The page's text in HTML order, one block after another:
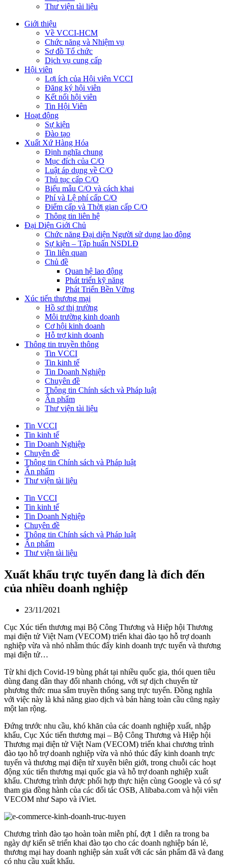
Thư viện tài liệu
Giới thiệu
Về VCCI-HCM
Chức năng và Nhiệm vụ
Sơ đồ Tổ chức
Dịch vụ cung cấp
Hội viên
Lợi ích của Hội viên VCCI
Đăng ký hội viên
Kết nối hội viên
Tin Hội Viên
Hoạt động
Sự kiện
Đào tạo
Xuất Xứ Hàng Hóa
Định nghĩa chung
Mục đích của C/O
Luật áp dụng về C/O
Thủ tục cấp C/O
Biểu mẫu C/O và cách khai
Phí và Lệ phí cấp C/O
Điểm cấp và Thời gian cấp C/O
Thông tin liên hệ
Đại Diện Giới Chủ
Chức năng Đại diện Người sử dụng lao động
Sự kiện – Tập huấn NSDLĐ
Tin liên quan
Chủ đề
Quan hệ lao động
Phát triển kỹ năng
Phát Triển Bền Vững
Xúc tiến thương mại
Hồ sơ thị trường
Môi trường kinh doanh
Cơ hội kinh doanh
Hỗ trợ kinh doanh
Thông tin truyền thông
Tin VCCI
Tin kinh tế
Tin Doanh Nghiệp
Chuyên đề
Thông tin Chính sách và Pháp luật
Ấn phẩm
Thư viện tài liệu
Tin VCCI
Tin kinh tế
Tin Doanh Nghiệp
Chuyên đề
Thông tin Chính sách và Pháp luật
Ấn phẩm
Thư viện tài liệu
Tin VCCI
Tin kinh tế
Tin Doanh Nghiệp
Chuyên đề
Thông tin Chính sách và Pháp luật
Ấn phẩm
Thư viện tài liệu
Xuất khẩu trực tuyến đang là đích đến
của nhiều doanh nghiệp
23/11/2021
Cục Xúc tiến thương mại Bộ Công Thương và Hiệp hội Thương
mại điện tử Việt Nam (VECOM) triển khai đào tạo hỗ trợ doanh
nghiệp vừa và nhỏ nhằm thúc đẩy kinh doanh trực tuyến và thương
mại điện tử…
Từ khi dịch Covid-19 bùng phát tại nhiều quốc gia, thói quen tiêu
dùng đang dần thay đổi nhanh chóng, với sự dịch chuyển từ
phương thức mua sắm truyền thống sang trực tuyến. Đồng nghĩa
với việc này là khả năng giao dịch và bán hàng toàn cầu cũng ngày
một lan rộng.
Đứng trước nhu cầu, khó khăn của các doanh nghiệp xuất, nhập
khẩu, Cục Xúc tiến thương mại – Bộ Công Thương và Hiệp hội
Thương mại điện tử Việt Nam (VECOM) triển khai chương trình
đào tạo hỗ trợ doanh nghiệp vừa và nhỏ thúc đẩy kinh doanh trực
tuyến và thương mại điện tử xuyên biên giới, trong chuỗi các hoạt
động xúc tiến thương mại quốc gia và hỗ trợ doanh nghiệp xuất
khẩu. Chương trình được phối hợp thực hiện cùng Google và có sự
tham gia đồng hành của các đối tác OSB, Alibaba.com và hội viên
VECOM như Sapo và iViet.
Chương trình đào tạo hoàn toàn miễn phí, đợt 1 diễn ra trong ba
ngày dự kiến sẽ triển khai đào tạo cho các doanh nghiệp bán lẻ,
thương mại hay doanh nghiệp sản xuất với các sản phẩm đã và đang
có nhu cầu xuất khẩu.